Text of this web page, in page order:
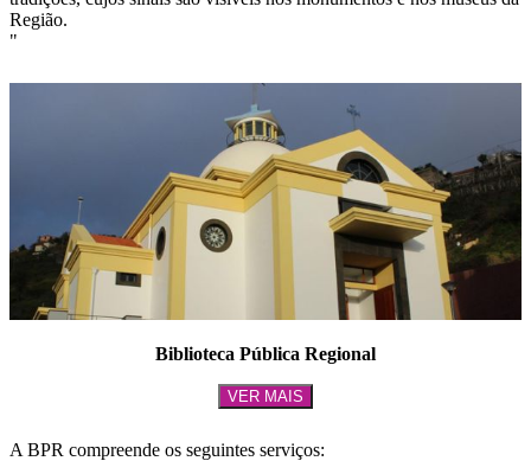
Região.
"
Biblioteca Pública Regional
VER MAIS
A BPR compreende os seguintes serviços: